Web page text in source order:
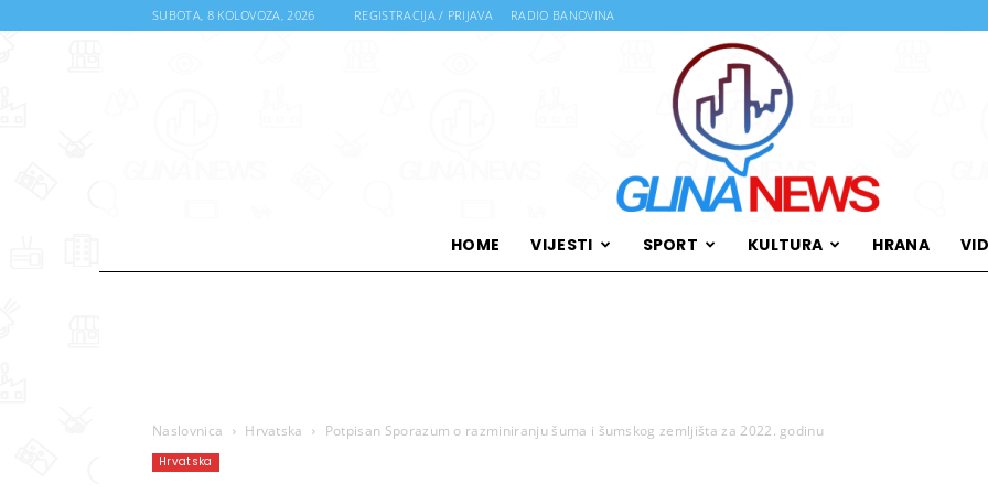
SUBOTA, 8 KOLOVOZA, 2026 REGISTRACIJA / PRIJAVA RADIO BANOVINA
News
HOME VIJESTI SPORT KULTURA HRANA
Naslovnica Hrvatska Potpisan Sporazum o razminiranju šuma i šumskog zemljišta za 2022. godinu
Hrvatska